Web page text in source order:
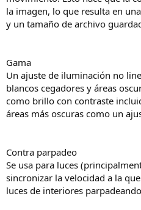
la imagen, lo que resulta en
y un tamaño de archivo
Gama
Un ajuste de iluminación no
blancos cegadores y áreas
como brillo con contraste
áreas más oscuras como un
Contra parpadeo
Se usa para luces
sincronizar la velocidad a la
luces de interiores